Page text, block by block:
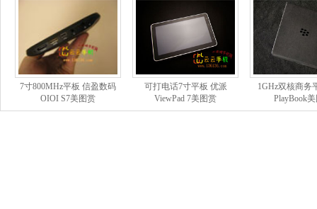
7寸800MHz平板 信盈数码
OIOI S7美图赏
可打电话7寸平板 优派
ViewPad 7美图赏
1GHz双核商务
PlayBook